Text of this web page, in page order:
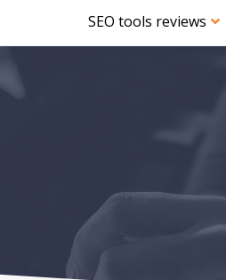
SEO tools reviews